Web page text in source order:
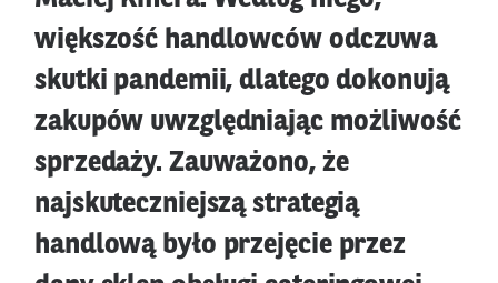
większość handlowców odczuwa
skutki pandemii, dlatego dokonują
zakupów uwzględniając możliwość
sprzedaży. Zauważono, że
najskuteczniejszą strategią
handlową było przejęcie przez